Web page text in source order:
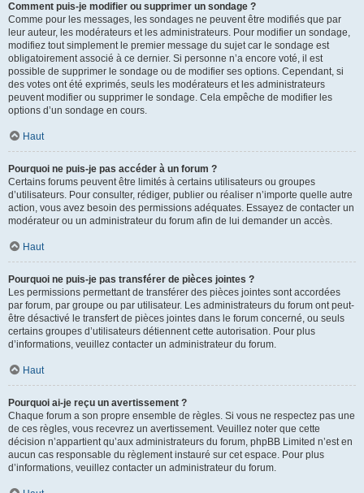
Comment puis-je modifier ou supprimer un sondage ?
Comme pour les messages, les sondages ne peuvent être modifiés que par
leur auteur, les modérateurs et les administrateurs. Pour modifier un sondage,
modifiez tout simplement le premier message du sujet car le sondage est
obligatoirement associé à ce dernier. Si personne n’a encore voté, il est
possible de supprimer le sondage ou de modifier ses options. Cependant, si
des votes ont été exprimés, seuls les modérateurs et les administrateurs
peuvent modifier ou supprimer le sondage. Cela empêche de modifier les
options d’un sondage en cours.
Haut
Pourquoi ne puis-je pas accéder à un forum ?
Certains forums peuvent être limités à certains utilisateurs ou groupes
d’utilisateurs. Pour consulter, rédiger, publier ou réaliser n’importe quelle autre
action, vous avez besoin des permissions adéquates. Essayez de contacter un
modérateur ou un administrateur du forum afin de lui demander un accès.
Haut
Pourquoi ne puis-je pas transférer de pièces jointes ?
Les permissions permettant de transférer des pièces jointes sont accordées
par forum, par groupe ou par utilisateur. Les administrateurs du forum ont peut-
être désactivé le transfert de pièces jointes dans le forum concerné, ou seuls
certains groupes d’utilisateurs détiennent cette autorisation. Pour plus
d’informations, veuillez contacter un administrateur du forum.
Haut
Pourquoi ai-je reçu un avertissement ?
Chaque forum a son propre ensemble de règles. Si vous ne respectez pas une
de ces règles, vous recevrez un avertissement. Veuillez noter que cette
décision n’appartient qu’aux administrateurs du forum, phpBB Limited n’est en
aucun cas responsable du règlement instauré sur cet espace. Pour plus
d’informations, veuillez contacter un administrateur du forum.